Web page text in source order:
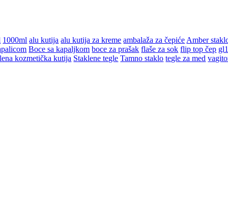
1000ml alu kutija alu kutija za kreme ambalaža za čepiće Amber
Boce sa kapaljkom boce za prašak flaše za sok flip top čep
kozmetička kutija Staklene tegle Tamno staklo tegle za med